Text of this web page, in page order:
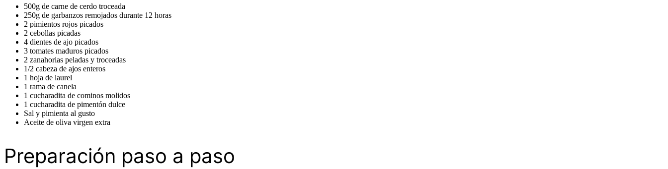
500g de carne de cerdo troceada
250g de garbanzos remojados durante 12 horas
2 pimientos rojos picados
2 cebollas picadas
4 dientes de ajo picados
3 tomates maduros picados
2 zanahorias peladas y troceadas
1/2 cabeza de ajos enteros
1 hoja de laurel
1 rama de canela
1 cucharadita de cominos molidos
1 cucharadita de pimentón dulce
Sal y pimienta al gusto
Aceite de oliva virgen extra
Preparación paso a paso